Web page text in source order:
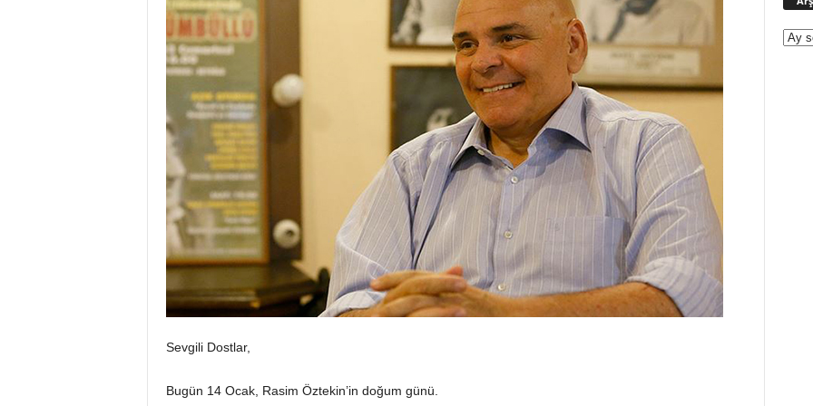
Sevgili Dostlar,
Bugün 14 Ocak, Rasim Öztekin’in doğum günü.